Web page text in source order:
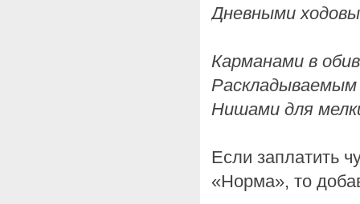
Дневными
Карманами в
Раскладываемым
Нишами для
Если заплатить
«Норма», то